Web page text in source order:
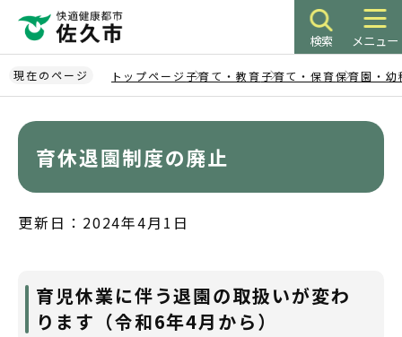
ペ
ー
ジ
検索 メニュー
現在のページ トップページ 子育て・教育子育て・保育保育園・幼
育休退園制度の廃止
更新日：2024年4月1日
育児休業に伴う退園の取扱いが変わ
ります（令和6年4月から）